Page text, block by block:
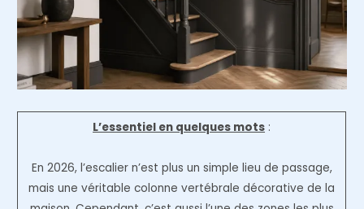
L’essentiel en quelques mots :
En 2026, l’escalier n’est plus un simple lieu de passage,
mais une véritable colonne vertébrale décorative de la